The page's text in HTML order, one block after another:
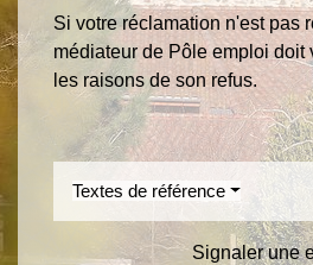
Si votre réclamation n'est pas
médiateur de Pôle emploi doit
les raisons de son refus.
Textes de référence
Signaler une